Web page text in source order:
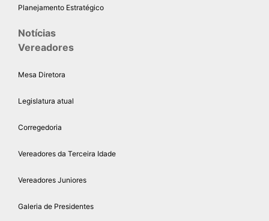
Planejamento Estratégico
Notícias
Vereadores
Mesa Diretora
Legislatura atual
Corregedoria
Vereadores da Terceira Idade
Vereadores Juniores
Galeria de Presidentes